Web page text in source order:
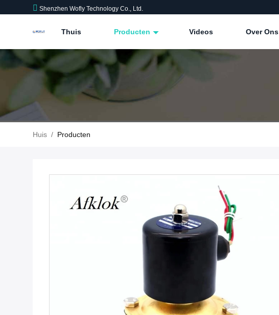
Shenzhen Wofly Technology Co., Ltd.
Thuis Producten Videos Over Ons
Huis / Producten